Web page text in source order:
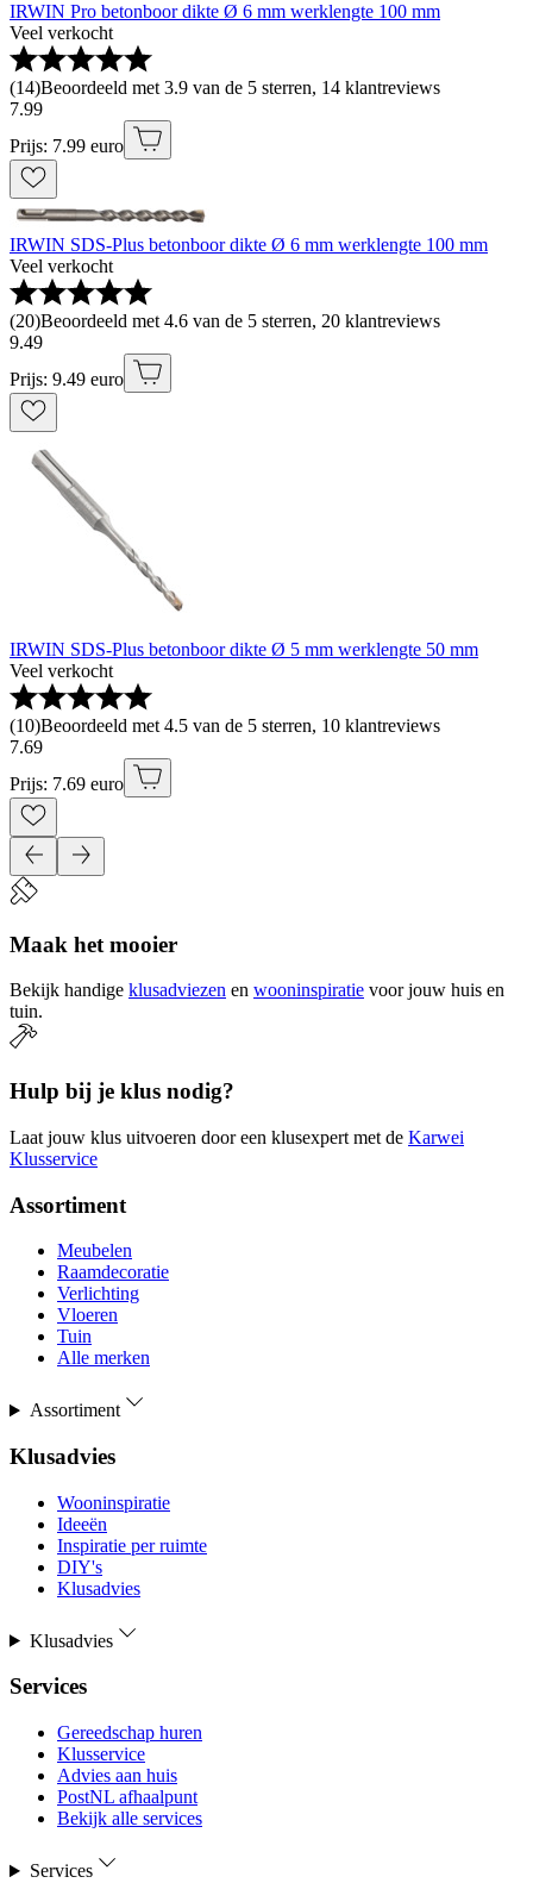
IRWIN Pro betonboor dikte Ø 6 mm werklengte 100 mm
Veel verkocht
(14)Beoordeeld met 3.9 van de 5 sterren, 14 klantreviews
7.99
Prijs: 7.99 euro
IRWIN SDS-Plus betonboor dikte Ø 6 mm werklengte 100 mm
Veel verkocht
(20)Beoordeeld met 4.6 van de 5 sterren, 20 klantreviews
9.49
Prijs: 9.49 euro
IRWIN SDS-Plus betonboor dikte Ø 5 mm werklengte 50 mm
Veel verkocht
(10)Beoordeeld met 4.5 van de 5 sterren, 10 klantreviews
7.69
Prijs: 7.69 euro
Maak het mooier
Bekijk handige klusadviezen en wooninspiratie voor jouw huis en
tuin.
Hulp bij je klus nodig?
Laat jouw klus uitvoeren door een klusexpert met de Karwei
Klusservice
Assortiment
Meubelen
Raamdecoratie
Verlichting
Vloeren
Tuin
Alle merken
Assortiment
Klusadvies
Wooninspiratie
Ideeën
Inspiratie per ruimte
DIY's
Klusadvies
Klusadvies
Services
Gereedschap huren
Klusservice
Advies aan huis
PostNL afhaalpunt
Bekijk alle services
Services